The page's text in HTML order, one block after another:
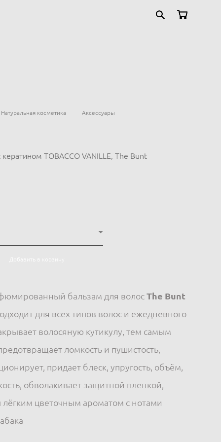
Натуральная косметика Аксессуары
TOBACCO VANILLE, The Bunt
Добавить в корзину
бальзам для волосThe Bunt
для всех типов волос и ежедневного
волосяную кутикулу, тем самым
ломкость и пушистость,
придает блеск, упругость, объём,
обволакивает защитной пленкой,
лёгким цветочным ароматом с нотами